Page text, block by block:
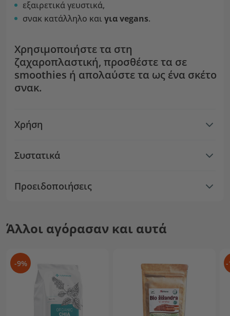
εξαιρετικά γευστικά,
σνακ κατάλληλο καιγια vegans.
Χρησιμοποιήστε τα στη
ζαχαροπλαστική, προσθέστε τα σε
smoothies ή απολαύστε τα ως ένα σκέτο
σνακ.
Χρήση
Συστατικά
Προειδοποιήσεις
Άλλοι αγόρασαν και αυτά
-9% -